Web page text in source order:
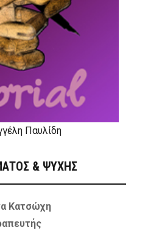
Παυλίδη
& ΨΥΧΗΣ
Κατσώχη